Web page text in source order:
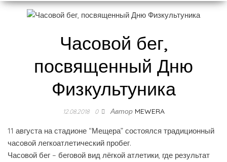
МЕЩЕРА
Часовой бег,
посвященный Дню
Физкультуника
12.08.2018 0 Автор MEWERA
11 августа на стадионе “Мещера” состоялся традиционный
часовой легкоатлетический пробег.
Часовой бег – беговой вид лёгкой атлетики, где результат